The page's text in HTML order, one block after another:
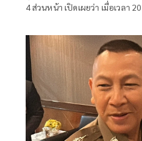
4 ส่วนหน้า เปิดเผยว่า เมื่อเวลา
อาแว อดีตผู้ช่วยผู้ใหญ่บ้านหมู่ที่